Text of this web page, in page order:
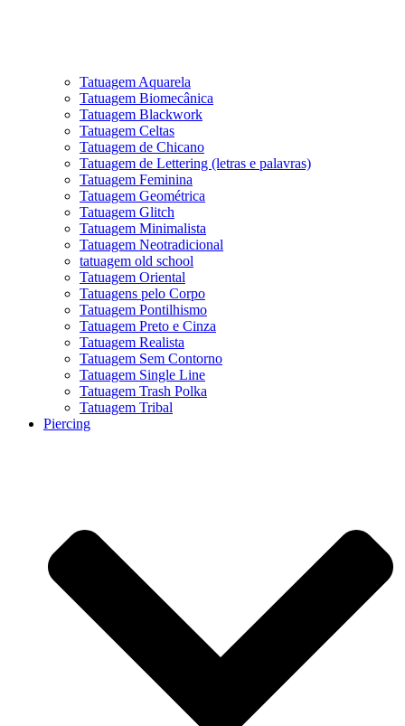
Tatuagem Aquarela
Tatuagem Biomecânica
Tatuagem Blackwork
Tatuagem Celtas
Tatuagem de Chicano
Tatuagem de Lettering (letras e palavras)
Tatuagem Feminina
Tatuagem Geométrica
Tatuagem Glitch
Tatuagem Minimalista
Tatuagem Neotradicional
tatuagem old school
Tatuagem Oriental
Tatuagens pelo Corpo
Tatuagem Pontilhismo
Tatuagem Preto e Cinza
Tatuagem Realista
Tatuagem Sem Contorno
Tatuagem Single Line
Tatuagem Trash Polka
Tatuagem Tribal
Piercing